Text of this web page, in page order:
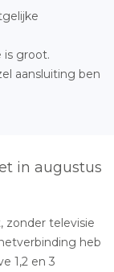
is groot.
aansluiting ben
in augustus
zonder televisie
heb
1,2 en 3